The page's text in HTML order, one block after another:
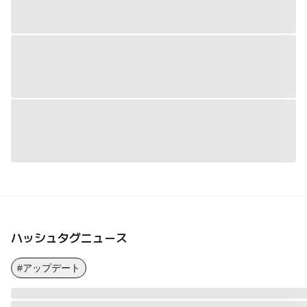
ハッシュタグニュース
#アップデート